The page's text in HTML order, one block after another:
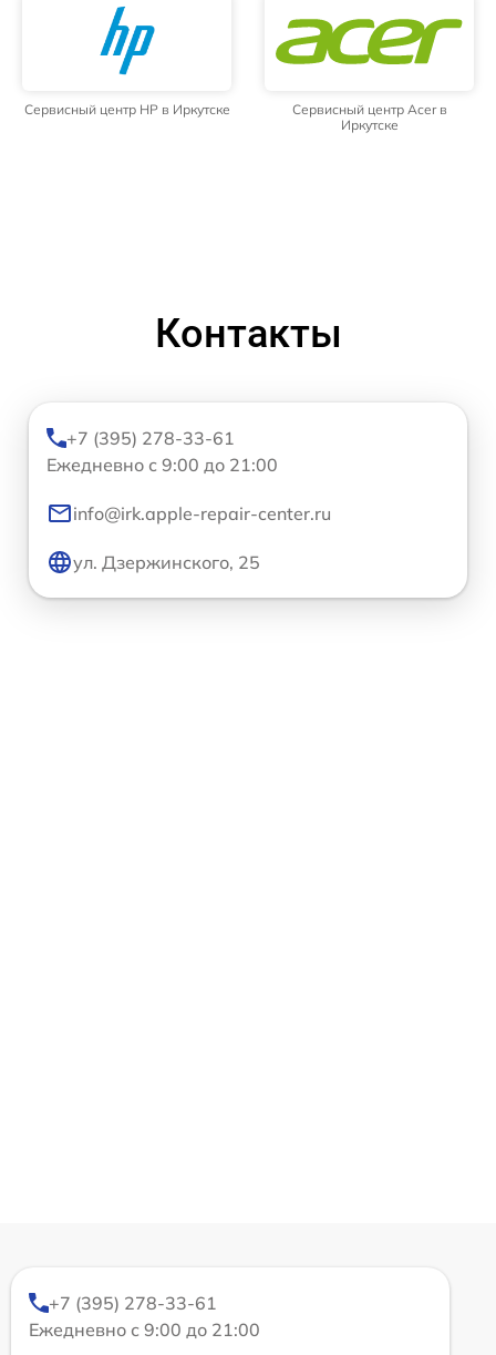
Сервисный центр HP в Иркутске
Сервисный центр Acer в
Иркутске
Контакты
+7 (395) 278-33-61
Ежедневно с 9:00 до 21:00
info@irk.apple-repair-center.ru
ул. Дзержинского, 25
+7 (395) 278-33-61
Ежедневно с 9:00 до 21:00